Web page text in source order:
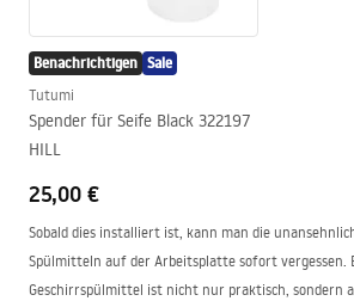
Benachrichtigen Sale
Tutumi
Spender für Seife Black 322197
HILL
25,00 €
Sobald dies installiert ist, kann man die
Spülmitteln auf der Arbeitsplatte sofort vergessen.
Geschirrspülmittel ist nicht nur praktisch, sondern